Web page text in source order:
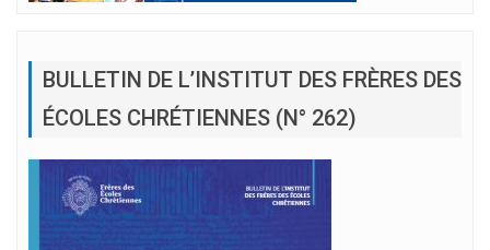
BULLETIN DE L’INSTITUT DES FRÈRES DES
ÉCOLES CHRÉTIENNES (N° 262)